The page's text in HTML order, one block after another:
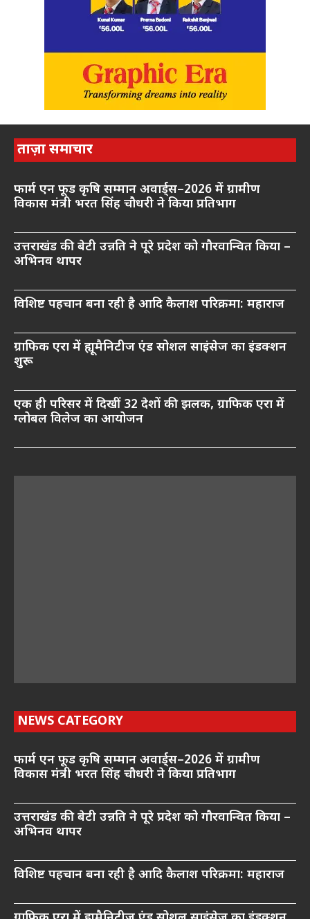
ताज़ा समाचार
फार्म एन फूड कृषि सम्मान अवार्ड्स–2026 में ग्रामीण
विकास मंत्री भरत सिंह चौधरी ने किया प्रतिभाग
उत्तराखंड की बेटी उन्नति ने पूरे प्रदेश को गौरवान्वित किया –
अभिनव थापर
विशिष्ट पहचान बना रही है आदि कैलाश परिक्रमा: महाराज
ग्राफिक एरा में ह्यूमैनिटीज एंड सोशल साइंसेज का इंडक्शन
शुरू
एक ही परिसर में दिखीं 32 देशों की झलक, ग्राफिक एरा में
ग्लोबल विलेज का आयोजन
NEWS CATEGORY
फार्म एन फूड कृषि सम्मान अवार्ड्स–2026 में ग्रामीण
विकास मंत्री भरत सिंह चौधरी ने किया प्रतिभाग
उत्तराखंड की बेटी उन्नति ने पूरे प्रदेश को गौरवान्वित किया –
अभिनव थापर
विशिष्ट पहचान बना रही है आदि कैलाश परिक्रमा: महाराज